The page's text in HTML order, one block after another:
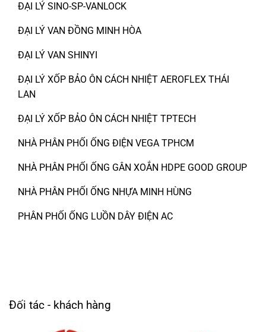
ĐẠI LÝ SINO-SP-VANLOCK
ĐẠI LÝ VAN ĐỒNG MINH HÒA
ĐẠI LÝ VAN SHINYI
ĐẠI LÝ XỐP BẢO ÔN CÁCH NHIỆT AEROFLEX THÁI
LAN
ĐẠI LÝ XỐP BẢO ÔN CÁCH NHIỆT TPTECH
NHÀ PHÂN PHỐI ỐNG ĐIỆN VEGA TPHCM
NHÀ PHÂN PHỐI ỐNG GÂN XOẮN HDPE GOOD GROUP
NHÀ PHÂN PHỐI ỐNG NHỰA MINH HÙNG
PHÂN PHỐI ỐNG LUỒN DÂY ĐIỆN AC
Đối tác - khách hàng